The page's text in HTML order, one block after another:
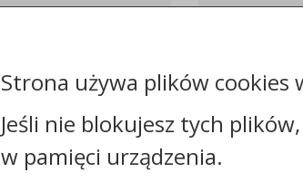
Rejestr
Strona używa plików cookies
Jeśli nie blokujesz tych
w pamięci urządzenia.